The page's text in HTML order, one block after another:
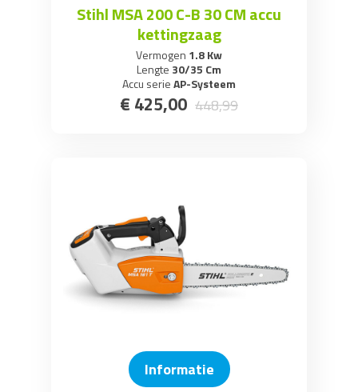
Stihl MSA 200 C-B 30 CM accu
kettingzaag
Vermogen 1.8 Kw
Lengte 30/35 Cm
Accu serieAP-Systeem
€ 425,00 448,99
Informatie